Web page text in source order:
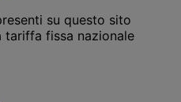
su questo sito
tariffa fissa nazionale